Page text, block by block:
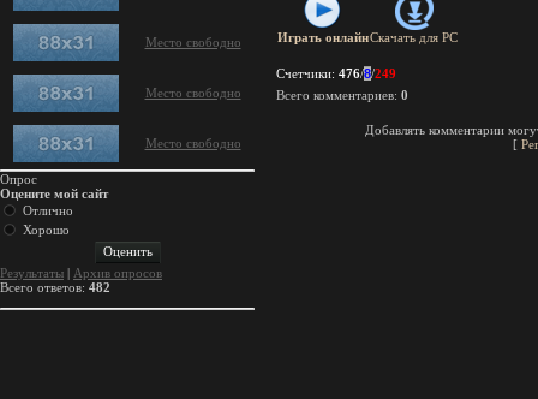
Место свободно
Место свободно
Место свободно
Опрос
Оцените мой сайт
Отлично
Хорошо
Результаты | Архив опросов
Всего ответов: 482
Играть онлайнСкачать для PC
Счетчики: 476/8/249
Всего комментариев: 0
Добавлять комментарии
[